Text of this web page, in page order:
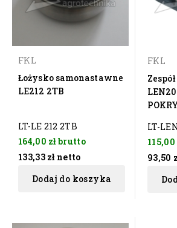
FKL
Łożysko samonastawne
LE212 2TB
LT-LE 212 2TB
164,00 złbrutto
133,33 zł netto
Dodaj do koszyka
FKL
LT-
115,00
93,50